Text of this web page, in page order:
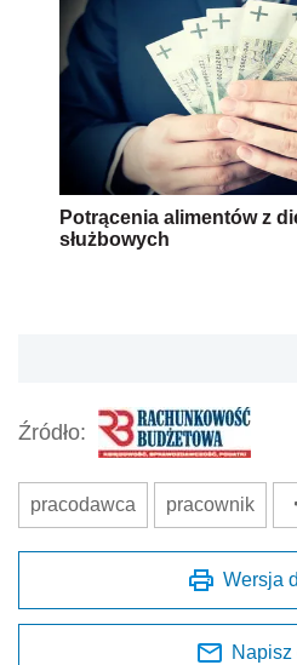
Potrącenia alimentów z
służbowych
Źródło:
pracodawca pracownik
Wersja
Napisz